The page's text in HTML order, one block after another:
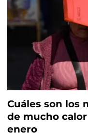
Cuáles son los
de mucho
enero